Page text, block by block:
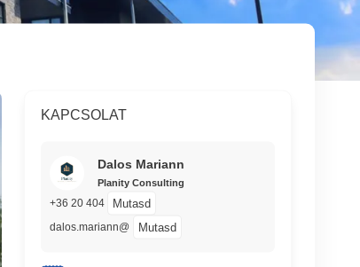
KAPCSOLAT
Dalos Mariann
Planity Consulting
+36 20 404 Mutasd
dalos.mariann@ Mutasd